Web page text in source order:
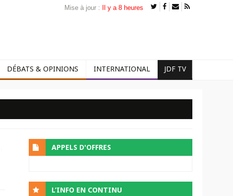
Mise à jour : Il y a 8 heures
DÉBATS & OPINIONS INTERNATIONAL JDF TV
APPELS D'OFFRES
L’INFO EN CONTINU